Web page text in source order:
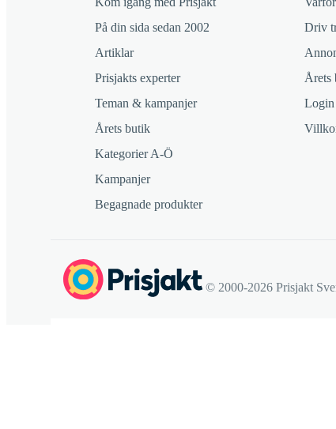
På din sida sedan 2002
Artiklar
Prisjakts experter
Teman & kampanjer
Årets butik
Kategorier A-Ö
Kampanjer
Begagnade produkter
Driv
Årets
Login
© 2000-2026 Prisjakt